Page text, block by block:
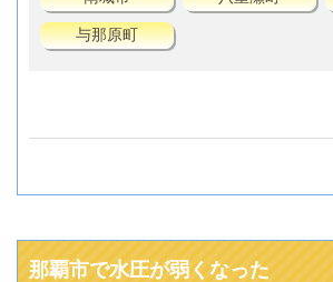
与那原町
那覇市で水圧が弱くなった